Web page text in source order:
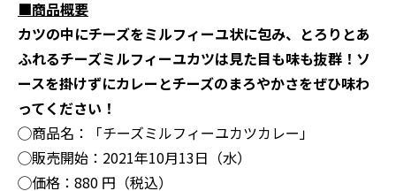
■商品概要
カツの中にチーズをミルフィーユ状に包み、とろりとあ
ふれるチーズミルフィーユカツは見た目も味も抜群！ソ
ースを掛けずにカレーとチーズのまろやかさをぜひ味わ
ってください！
◯商品名：「チーズミルフィーユカツカレー」
◯販売開始：2021年10月13日（水）
◯価格：880 円（税込）